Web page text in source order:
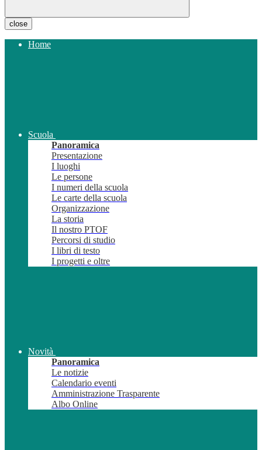
close
Home
Scuola
Panoramica
Presentazione
I luoghi
Le persone
I numeri della scuola
Le carte della scuola
Organizzazione
La storia
Il nostro PTOF
Percorsi di studio
I libri di testo
I progetti e oltre
Novità
Panoramica
Le notizie
Calendario eventi
Amministrazione Trasparente
Albo Online